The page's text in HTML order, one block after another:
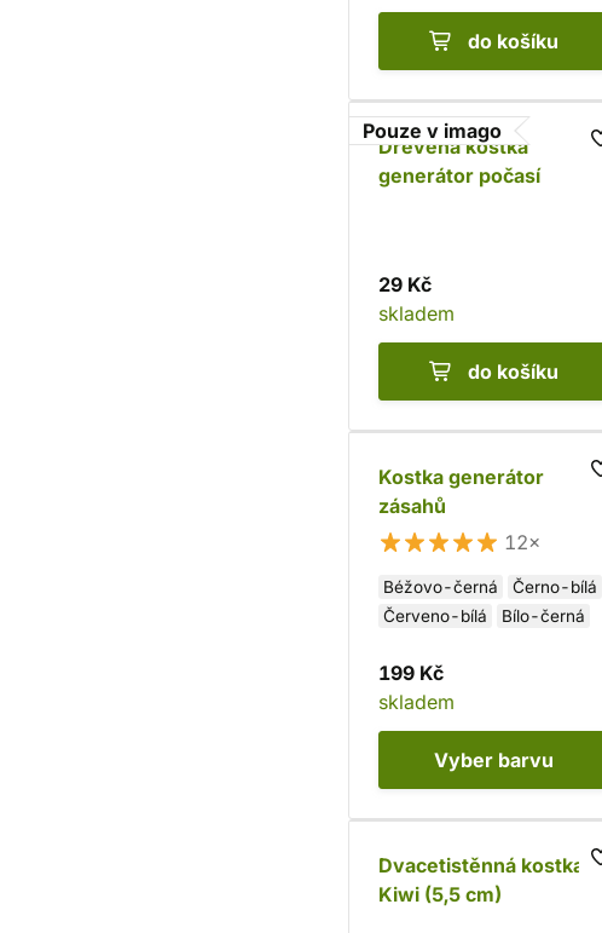
do košíku
Pouze v imago
Dřevěná kostka
generátor počasí
29 Kč
skladem
do košíku
Kostka generátor
zásahů
12×
Béžovo-černá
Černo-bílá
Červeno-bílá
Bílo-černá
199 Kč
skladem
Vyber barvu
Dvacetistěnná kostka -
Kiwi (5,5 cm)